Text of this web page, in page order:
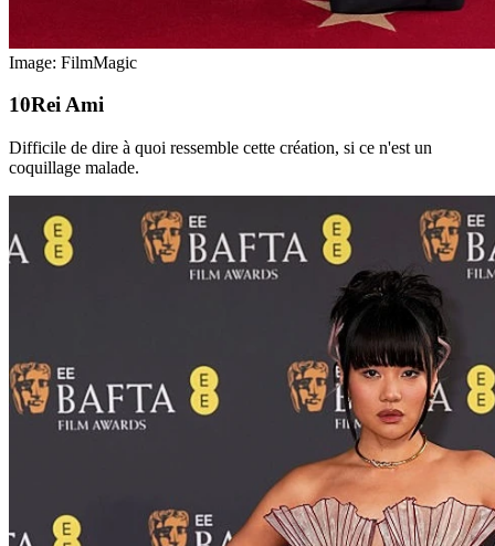
Image: FilmMagic
Rei Ami
Difficile de dire à quoi ressemble cette création, si ce n'est un
coquillage malade.